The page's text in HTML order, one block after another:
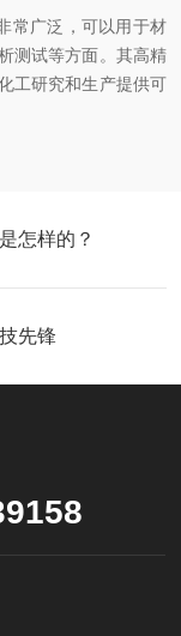
广泛，可以用于材
测试等方面。其高精
工研究和生产提供可
怎样的？
先锋